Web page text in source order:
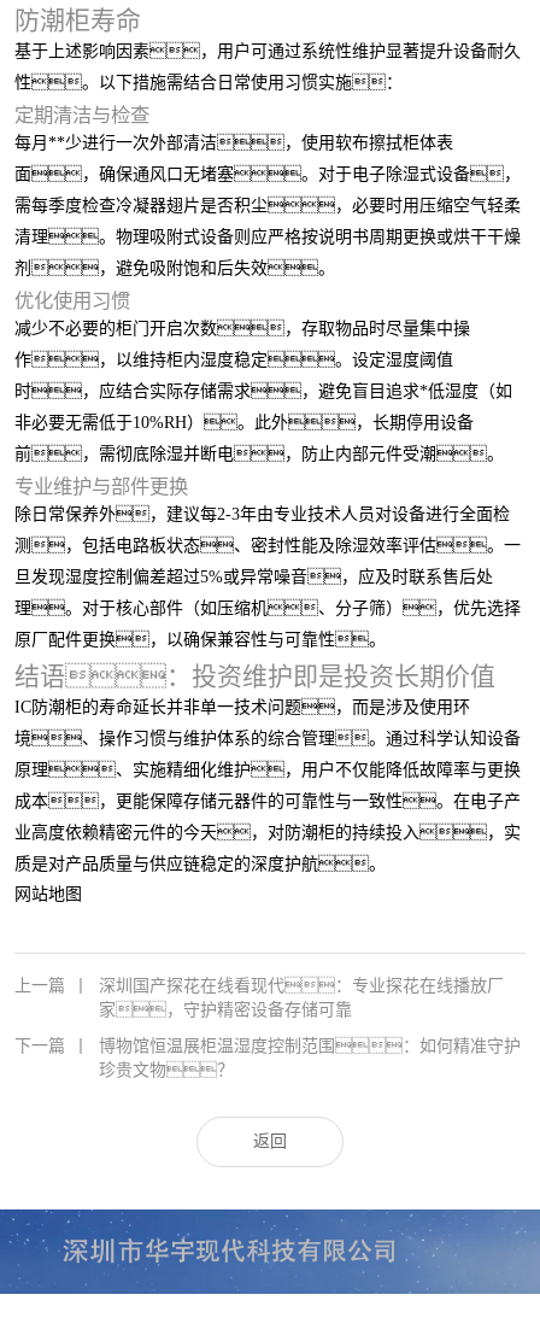
防潮柜寿命
基于上述影响因素，用户可通过系统性维护显著提升设备耐久
性。以下措施需结合日常使用习惯实施：
定期清洁与检查
每月**少进行一次外部清洁，使用软布擦拭柜体表
面，确保通风口无堵塞。对于电子除湿式设备，
需每季度检查冷凝器翅片是否积尘，必要时用压缩空气轻柔
清理。物理吸附式设备则应严格按说明书周期更换或烘干干燥
剂，避免吸附饱和后失效。
优化使用习惯
减少不必要的柜门开启次数，存取物品时尽量集中操
作，以维持柜内湿度稳定。设定湿度阈值
时，应结合实际存储需求，避免盲目追求*低湿度（如
非必要无需低于10%RH）。此外，长期停用设备
前，需彻底除湿并断电，防止内部元件受潮。
专业维护与部件更换
除日常保养外，建议每2-3年由专业技术人员对设备进行全面检
测，包括电路板状态、密封性能及除湿效率评估。一
旦发现湿度控制偏差超过5%或异常噪音，应及时联系售后处
理。对于核心部件（如压缩机、分子筛），优先选择
原厂配件更换，以确保兼容性与可靠性。
结语：投资维护即是投资长期价值
IC防潮柜的寿命延长并非单一技术问题，而是涉及使用环
境、操作习惯与维护体系的综合管理。通过科学认知设备
原理、实施精细化维护，用户不仅能降低故障率与更换
成本，更能保障存储元器件的可靠性与一致性。在电子产
业高度依赖精密元件的今天，对防潮柜的持续投入，实
质是对产品质量与供应链稳定的深度护航。
网站地图
上一篇
深圳国产探花在线看现代：专业探花在线播放厂
家，守护精密设备存储可靠
下一篇
博物馆恒温展柜温湿度控制范围：如何精准守护
珍贵文物？
返回